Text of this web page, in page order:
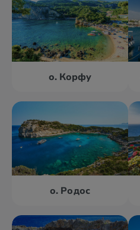
о. Корфу
о. Родос